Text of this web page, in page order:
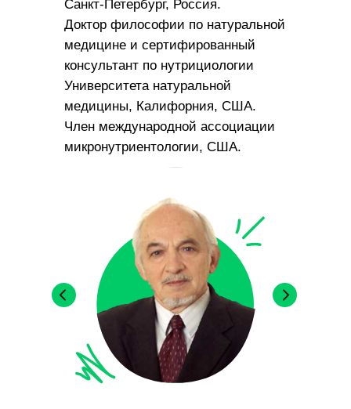
Санкт-Петербург, Россия.
Доктор философии по натуральной
медицине и сертифированный
консультант по нутрициологии
Университета натуральной
медицины, Калифорния, США.
Член международной ассоциации
микронутриентологии, США.